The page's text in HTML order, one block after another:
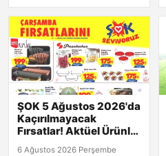
ŞOK 5 Ağustos 2026'da
Kaçırılmayacak
Fırsatlar! Aktüel Ürünler
Kataloğu Burada!
6 Ağustos 2026 Perşembe